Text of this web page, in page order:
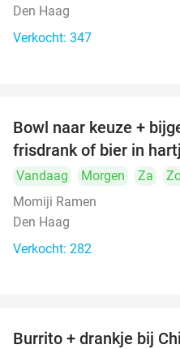
Den Haag
Verkocht: 347
Bowl naar keuze +
frisdrank of bier in
Vandaag Morgen Za
Momiji Ramen
Den Haag
Verkocht: 282
Burrito + drankje bij